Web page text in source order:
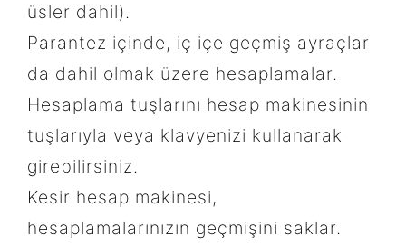
üsler dahil).
Parantez içinde, iç içe geçmiş ayraçlar
da dahil olmak üzere hesaplamalar.
Hesaplama tuşlarını hesap makinesinin
tuşlarıyla veya klavyenizi kullanarak
girebilirsiniz.
Kesir hesap makinesi,
hesaplamalarınızın geçmişini saklar.